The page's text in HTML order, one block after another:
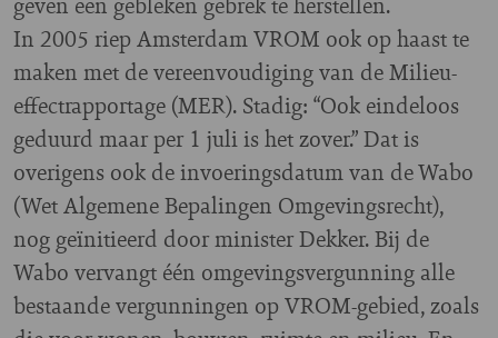
In 2005 riep Amsterdam VROM ook op haast te
maken met de vereenvoudiging van de Milieu-
effectrapportage (MER). Stadig: “Ook eindeloos
geduurd maar per 1 juli is het zover.” Dat is
overigens ook de invoeringsdatum van de Wabo
(Wet Algemene Bepalingen Omgevingsrecht),
nog geïnitieerd door minister Dekker. Bij de
Wabo vervangt één omgevingsvergunning alle
bestaande vergunningen op VROM-gebied, zoals